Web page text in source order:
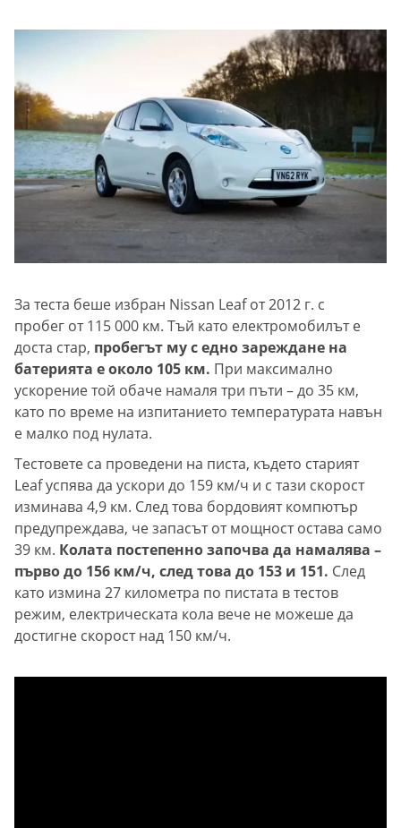
За теста беше избран Nissan Leaf от 2012 г. с
пробег от 115 000 км. Тъй като електромобилът е
доста стар, пробегът му с едно зареждане на
батерията е около 105 км. При максимално
ускорение той обаче намаля три пъти – до 35 км,
като по време на изпитанието температурата навън
е малко под нулата.
Тестовете са проведени на писта, където старият
Leaf успява да ускори до 159 км/ч и с тази скорост
изминава 4,9 км. След това бордовият компютър
предупреждава, че запасът от мощност остава само
39 км. Колата постепенно започва да намалява –
първо до 156 км/ч, след това до 153 и 151. След
като измина 27 километра по пистата в тестов
режим, електрическата кола вече не можеше да
достигне скорост над 150 км/ч.